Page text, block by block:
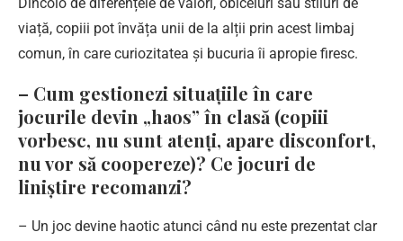
viață, copiii pot învăța unii de la alții prin acest limbaj
comun, în care curiozitatea și bucuria îi apropie firesc.
– Cum gestionezi situațiile în care
jocurile devin „haos” în clasă (copiii
vorbesc, nu sunt atenți, apare disconfort,
nu vor să coopereze)? Ce jocuri de
liniștire recomanzi?
– Un joc devine haotic atunci când nu este prezentat clar